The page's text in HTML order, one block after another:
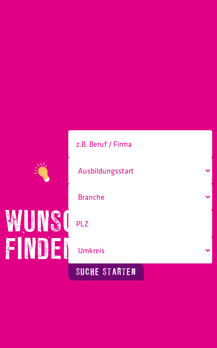
WUNSCHBERUF
FINDEN!
SUCHE STARTEN